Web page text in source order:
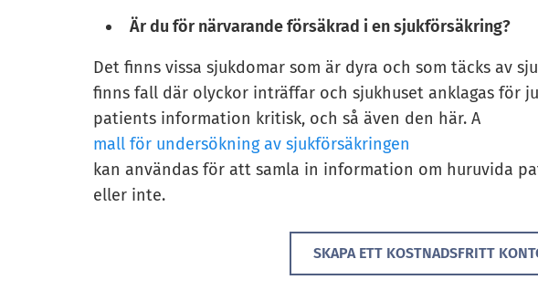
Är du för närvarande försäkrad i en sjukförsäkring?
Det finns vissa sjukdomar som är dyra och som täcks av
finns fall där olyckor inträffar och sjukhuset anklagas för
patients information kritisk, och så även den här. A
mall för undersökning av sjukförsäkringen
kan användas för att samla in information om huruvida
eller inte.
SKAPA ETT KOSTNADSFRITT